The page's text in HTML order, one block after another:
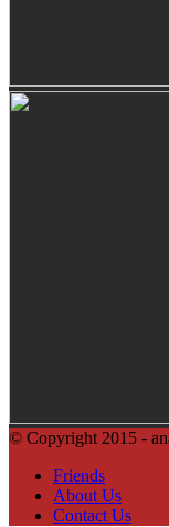
© Copyright 2015 -
Friends
About Us
Contact Us